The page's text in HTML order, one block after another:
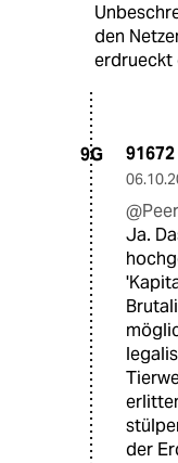
den
erdrueckt
9G
Ja.
der